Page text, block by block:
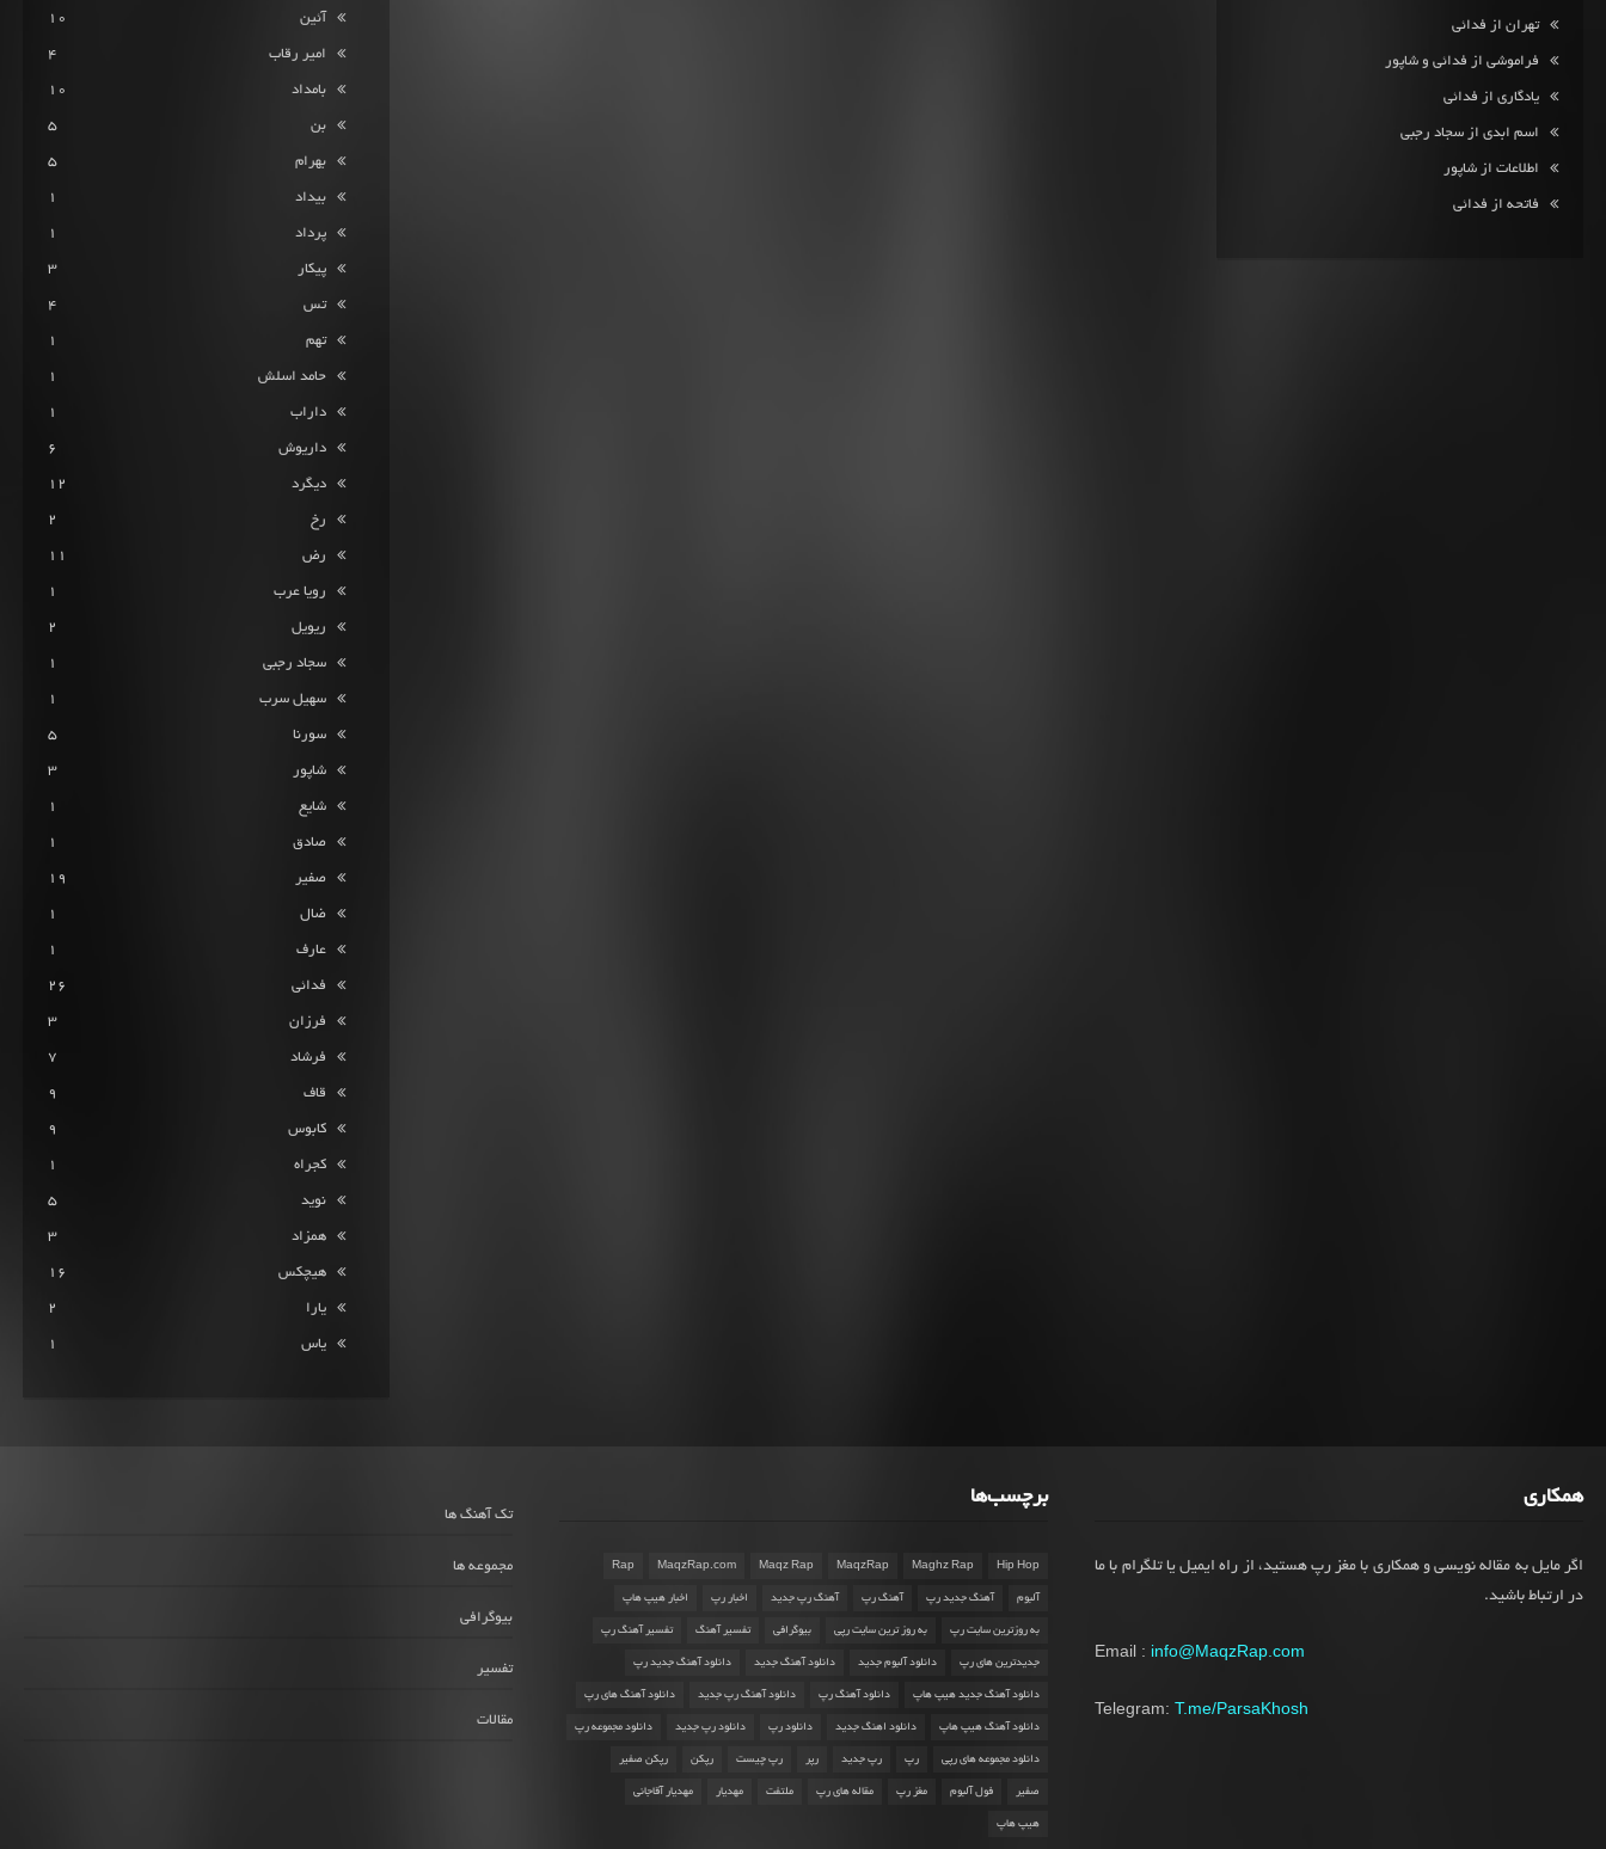
آئین 10
امیر رقاب 4
بامداد 10
بن 5
بهرام 5
بیداد 1
پرداد 1
پیکار 3
تس 4
تهم 1
حامد اسلش 1
داراب 1
داریوش 6
دیگرد 12
رخ 2
رض 11
رویا عرب 1
ریویل 2
سجاد رجبی 1
سهیل سرب 1
سورنا 5
شاپور 3
شایع 1
صادق 1
صفیر 19
ضال 1
عارف 1
فدائی 26
فرزان 3
فرشاد 7
قاف 9
کابوس 9
کجراه 1
نوید 5
همزاد 3
هیچکس 16
یارا 2
یاس 1
تهران از فدائی
فراموشی از فدائی و شاپور
یادگاری از فدائی
اسم ابدی از سجاد رجبی
اطلاعات از شاپور
فاتحه از فدائی
همکاری
اگر مایل به مقاله نویسی و همکاری با مغز رپ هستید، از راه ایمیل یا تلگرام با ما
در ارتباط باشید.
Email : info@MaqzRap.com
Telegram:T.me/ParsaKhosh
برچسب‌ها
Hip Hop
Maghz Rap
MaqzRap
Maqz Rap
MaqzRap.com
Rap
آلبوم آهنگ جدید رپ آهنگ رپ آهنگ رپ جدید اخبار رپ اخبار هیپ هاپ
به روزترین سایت رپ به روز ترین سایت رپی بیوگرافی تفسیر آهنگ تفسیر آهنگ رپ
جدیدترین های رپ دانلود آلبوم جدید دانلود آهنگ جدید دانلود آهنگ جدید رپ
دانلود آهنگ جدید هیپ هاپ دانلود آهنگ رپ دانلود آهنگ رپ جدید دانلود آهنگ های رپ
دانلود آهنگ هیپ هاپ دانلود اهنگ جدید دانلود رپ دانلود رپ جدید دانلود مجموعه رپ
دانلود مجموعه های رپی رپ رپ جدید رپر رپ چیست رپکن رپکن صفیر
صفیر فول آلبوم مغز رپ مقاله های رپ ملتفت مهدیار مهدیار آقاجانی
هیپ هاپ
تک آهنگ ها
مجموعه ها
بیوگرافی
تفسیر
مقالات